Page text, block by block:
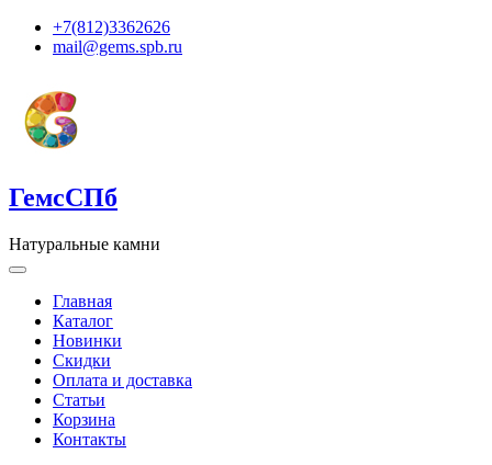
+7(812)3362626
mail@gems.spb.ru
ГемсСПб
Натуральные камни
Главная
Каталог
Новинки
Скидки
Оплата и доставка
Статьи
Корзина
Контакты